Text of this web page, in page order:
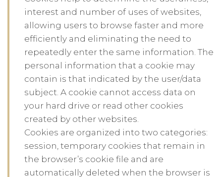
interest and number of uses of websites,
allowing users to browse faster and more
efficiently and eliminating the need to
repeatedly enter the same information. The
personal information that a cookie may
contain is that indicated by the user/data
subject. A cookie cannot access data on
your hard drive or read other cookies
created by other websites.
Cookies are organized into two categories:
session, temporary cookies that remain in
the browser’s cookie file and are
automatically deleted when the browser is